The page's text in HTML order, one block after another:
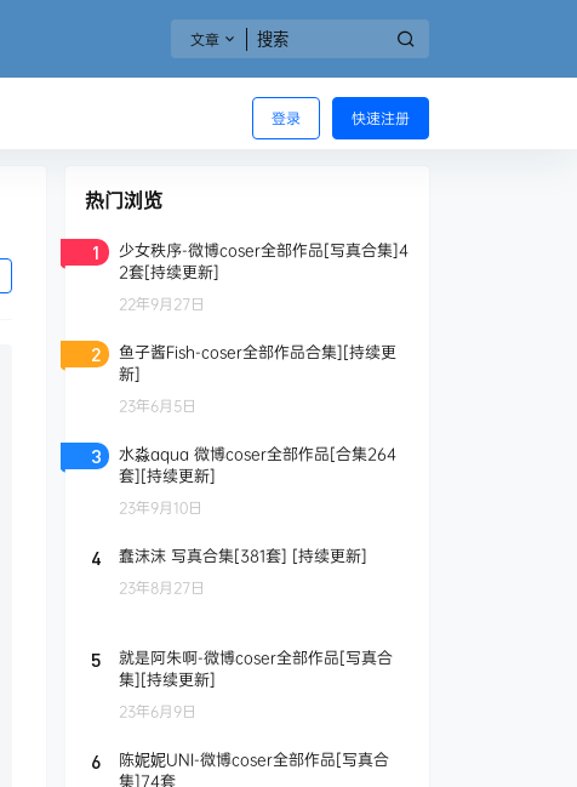
文章
登录 快速注册
热门浏览
1
少女秩序-微博coser全部作品[写真合集]4
2套[持续更新]
22年9月27日
2
鱼子酱Fish-coser全部作品合集][持续更
新]
23年6月5日
3
水淼aqua 微博coser全部作品[合集264
套][持续更新]
23年9月10日
4 蠢沫沫 写真合集[381套] [持续更新]
23年8月27日
5
就是阿朱啊-微博coser全部作品[写真合
集][持续更新]
23年6月9日
6
陈妮妮UNI-微博coser全部作品[写真合
集]74套